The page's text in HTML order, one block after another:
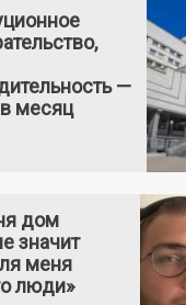
—
месяц
дом
значит
меня
люди»